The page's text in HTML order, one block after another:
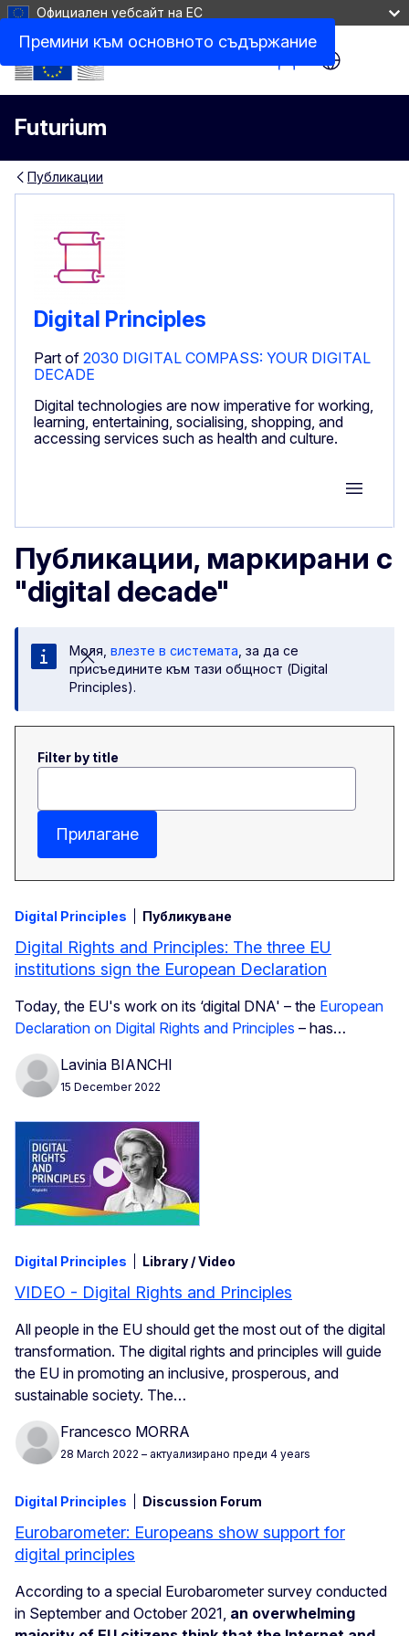
Премини към основното съдържание
Официален уебсайт на ЕС
Futurium
Site Menu
Публикации
Digital Principles
Part of 2030 DIGITAL COMPASS: YOUR DIGITAL
DECADE
Digital technologies are now imperative for working,
learning, entertaining, socialising, shopping, and
accessing services such as health and culture.
Group
Публикации, маркирани с
"digital decade"
Моля, влезте в системата , за да се
присъедините към тази общност (Digital
Principles).
Filter by title
Прилагане
Digital Principles Публикуване
Digital Rights and Principles: The three EU
institutions sign the European Declaration
Today, the EU's work on its ‘digital DNA' – the European
Declaration on Digital Rights and Principles – has…
Lavinia BIANCHI
15 December 2022
Digital Principles Library / Video
VIDEO - Digital Rights and Principles
All people in the EU should get the most out of the digital
transformation. The digital rights and principles will guide
the EU in promoting an inclusive, prosperous, and
sustainable society. The…
Francesco MORRA
28 March 2022 – актуализирано преди 4 years
Digital Principles Discussion Forum
Eurobarometer: Europeans show support for
digital principles
According to a special Eurobarometer survey conducted
in September and October 2021, an overwhelming